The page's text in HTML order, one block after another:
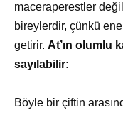
maceraperestler
bireylerdir, çünkü
getirir. At’ın olumlu
sayılabilir:
Böyle bir çiftin